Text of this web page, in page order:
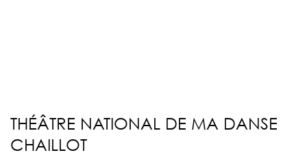
THÉÂTRE NATIONAL DE MA DANSE
CHAILLOT